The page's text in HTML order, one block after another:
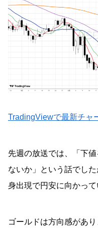
TradingViewで最新チャ
先週の放送では、「下
ないか」という話でし
身出現で円安に向かって
ゴールドは方向感があ